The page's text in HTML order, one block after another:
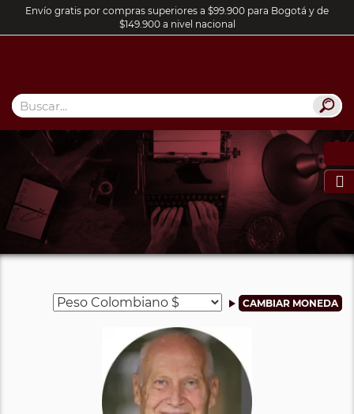
Envío gratis por compras superiores a $99.900 para Bogotá y de
$149.900 a nivel nacional
